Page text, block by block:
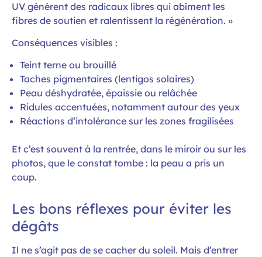
UV génèrent des radicaux libres qui abîment les
fibres de soutien et ralentissent la régénération. »
Conséquences visibles :
Teint terne ou brouillé
Taches pigmentaires (lentigos solaires)
Peau déshydratée, épaissie ou relâchée
Ridules accentuées, notamment autour des yeux
Réactions d’intolérance sur les zones fragilisées
Et c’est souvent à la rentrée, dans le miroir ou sur les
photos, que le constat tombe : la peau a pris un
coup.
Les bons réflexes pour éviter les
dégâts
Il ne s’agit pas de se cacher du soleil. Mais d’entrer